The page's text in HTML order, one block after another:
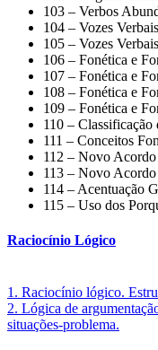
103 – Verbos
104 – Vozes Verbais
105 – Vozes
106 – Fonética e
107 – Fonética e
108 – Fonética e
109 – Fonética e
110 – Classificação
111 – Conceitos
112 – Novo
113 – Novo
114 – Acentuação
115 – Uso dos
Raciocínio Lógico
1. Raciocínio lógico.
2. Lógica de
situações-problema.